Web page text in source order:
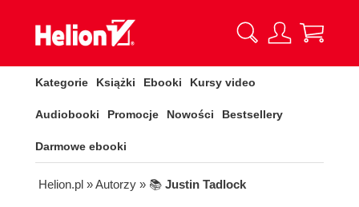
Kategorie Książki Ebooki Kursy video
Audiobooki Promocje Nowości Bestsellery
Darmowe ebooki
Helion.pl » Autorzy » 📚 Justin Tadlock